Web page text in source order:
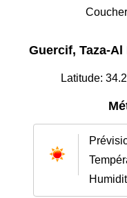
Guercif, Taza-
Latitude: